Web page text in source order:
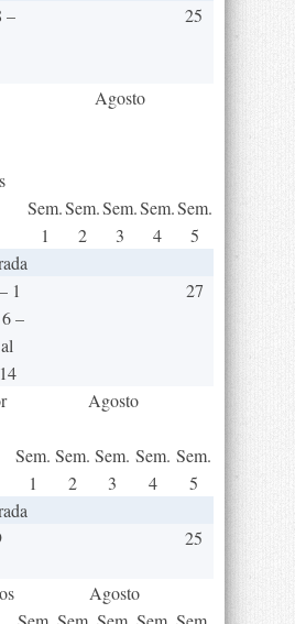
–
25
Agosto
Sem.
1
Sem.
2
Sem.
3
Sem.
4
Sem.
5
1
–
27
Agosto
Sem.
1
Sem.
2
Sem.
3
Sem.
4
Sem.
5
25
Agosto